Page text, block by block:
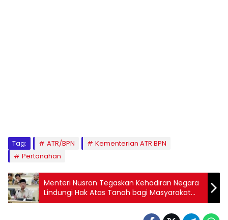
Tag: ATR/BPN
Kementerian ATR BPN
Pertanahan
Menteri Nusron Tegaskan Kehadiran Negara
Lindungi Hak Atas Tanah bagi Masyarakat
Terdampak Bencana